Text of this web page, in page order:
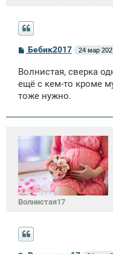
С
о
б
щ
н
е
Бебик2017 24 мар
Волнистая, сверка
ещё с кем-то кроме
тоже нужно.
Волнистая17